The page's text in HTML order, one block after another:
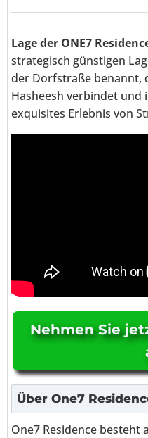
Lage der ONE7
strategisch günstigen
der Dorfstraße benannt,
Hasheesh verbindet und
exquisites Erlebnis von
Nehmen Sie
Über One7
One7 Residence besteht